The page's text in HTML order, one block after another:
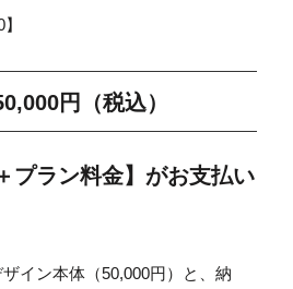
円（税込）
プラン料金】がお支払い
イン本体（50,000円）と、納